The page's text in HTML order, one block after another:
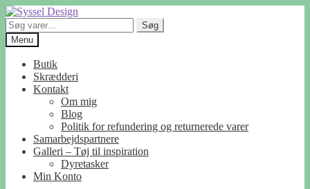
Spring
til
navigation
Spring
til
indhold
Søg
efter:
Søg
Menu
Butik
Skrædderi
Kontakt
Om mig
Blog
Politik for refundering og returnerede varer
Samarbejdspartnere
Galleri – Tøj til inspiration
Dyretasker
Min Konto